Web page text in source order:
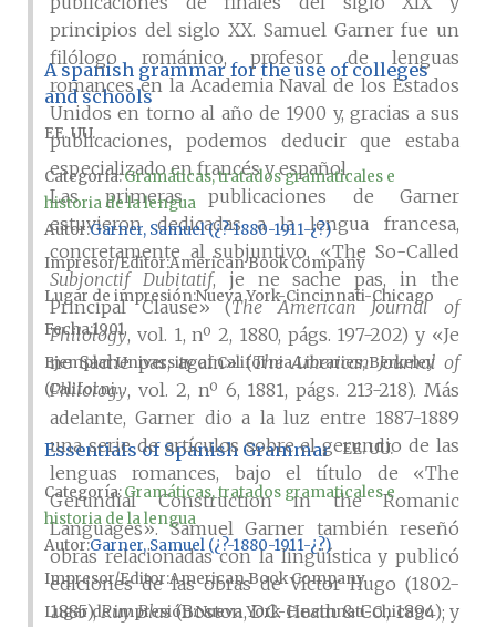
principios del siglo XX. Samuel Garner fue un
filólogo románico, profesor de lenguas
romances en la Academia Naval de los Estados
Unidos en torno al año de 1900 y, gracias a sus
publicaciones, podemos deducir que estaba
especializado en francés y español.
Las primeras publicaciones de Garner
estuvieron dedicadas a la lengua francesa,
concretamente al subjuntivo, «The So-Called
Subjonctif Dubitatif, je ne sache pas, in the
Principal Clause» (The American Journal of
Philology, vol. 1, nº 2, 1880, págs. 197-202) y «Je
ne Sache pas, again» (The American Journal of
Philology, vol. 2, nº 6, 1881, págs. 213-218). Más
adelante, Garner dio a la luz entre 1887-1889
una serie de artículos sobre el gerundio de las
lenguas romances, bajo el título de «The
Gerundial Construction in the Romanic
Languages». Samuel Garner también reseñó
obras relacionadas con la lingüística y publicó
ediciones de las obras de Víctor Hugo (1802-
1885),Ruy Blas(Boston, D.C. Heath & Co., 1894); y
A spanish grammar for the use of colleges
and schools
EE. UU.
Categoría:Gramáticas, tratados gramaticales e
historia de la lengua
Autor Garner, Samuel (¿?-1880-1911-¿?)
Impresor/EditorAmerican Book Company
Lugar de impresiónNueva York-Cincinnati-Chicago
Fecha1901
EjemplarUniversity of California Libraries, Berkeley
(Californi...
Essentials of Spanish Grammar EE. UU.
Categoría:Gramáticas, tratados gramaticales e
historia de la lengua
AutorGarner, Samuel (¿?-1880-1911-¿?)
Impresor/Editor American Book Company
Lugar de impresiónNueva York-Cincinnati-Chicago